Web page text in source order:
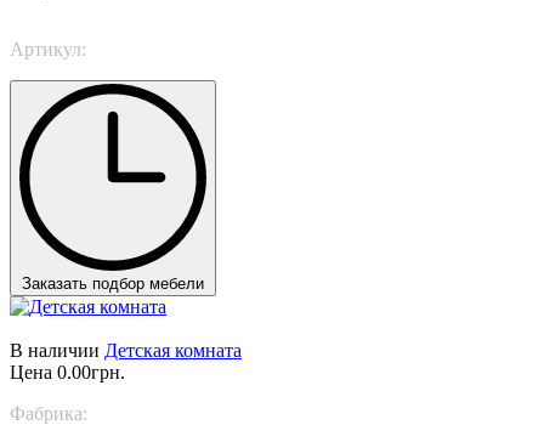
Артикул:
Заказать подбор мебели
В наличии Детская комната
Цена 0.00грн.
Фабрика: